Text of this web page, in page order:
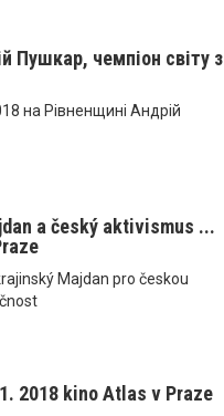
Пушкар, чемпіон світу з
на Рівненщині Андрій
a český aktivismus ...
Majdan pro českou
2018 kino Atlas v Praze